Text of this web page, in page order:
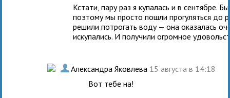
Кстати, пару раз я купалась и в сентябре.
поэтому мы просто пошли прогуляться до
решили потрогать воду — она оказалась
искупались. И получили огромное
. Александра Яковлева 15 августа в 14:18
Вот тебе на!